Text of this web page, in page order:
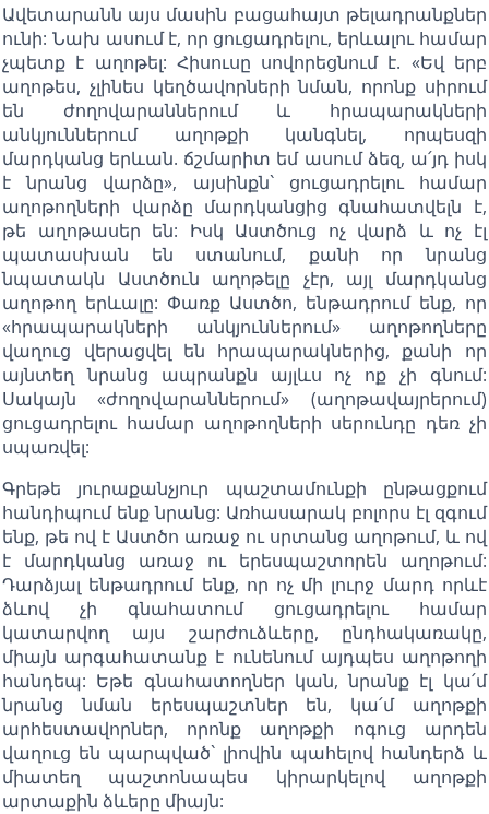
Ավետարանն այս մասին բացահայտ թելադրանքներ
ունի: Նախ ասում է, որ ցուցադրելու, երևալու համար
չպետք է աղոթել: Հիսուսը սովորեցնում է. «Եվ երբ
աղոթես, չլինես կեղծավորների նման, որոնք սիրում
են ժողովարաններում և հրապարակների
անկյուններում աղոթքի կանգնել, որպեսզի
մարդկանց երևան. ճշմարիտ եմ ասում ձեզ, ա՛յդ իսկ
է նրանց վարձը», այսինքն` ցուցադրելու համար
աղոթողների վարձը մարդկանցից գնահատվելն է,
թե աղոթասեր են: Իսկ Աստծուց ոչ վարձ և ոչ էլ
պատասխան են ստանում, քանի որ նրանց
նպատակն Աստծուն աղոթելը չէր, այլ մարդկանց
աղոթող երևալը: Փառք Աստծո, ենթադրում ենք, որ
«հրապարակների անկյուններում» աղոթողները
վաղուց վերացվել են հրապարակներից, քանի որ
այնտեղ նրանց ապրանքն այլևս ոչ ոք չի գնում:
Սակայն «ժողովարաններում» (աղոթավայրերում)
ցուցադրելու համար աղոթողների սերունդը դեռ չի
սպառվել:
Գրեթե յուրաքանչյուր պաշտամունքի ընթացքում
հանդիպում ենք նրանց: Առհասարակ բոլորս էլ զգում
ենք, թե ով է Աստծո առաջ ու սրտանց աղոթում, և ով
է մարդկանց առաջ ու երեսպաշտորեն աղոթում:
Դարձյալ ենթադրում ենք, որ ոչ մի լուրջ մարդ որևէ
ձևով չի գնահատում ցուցադրելու համար
կատարվող այս շարժուձևերը, ընդհակառակը,
միայն արգահատանք է ունենում այդպես աղոթողի
հանդեպ: Եթե գնահատողներ կան, նրանք էլ կա՛մ
նրանց նման երեսպաշտներ են, կա՛մ աղոթքի
արհեստավորներ, որոնք աղոթքի ոգուց արդեն
վաղուց են պարպված` լիովին պահելով հանդերձ և
միատեղ պաշտոնապես կիրարկելով աղոթքի
արտաքին ձևերը միայն: